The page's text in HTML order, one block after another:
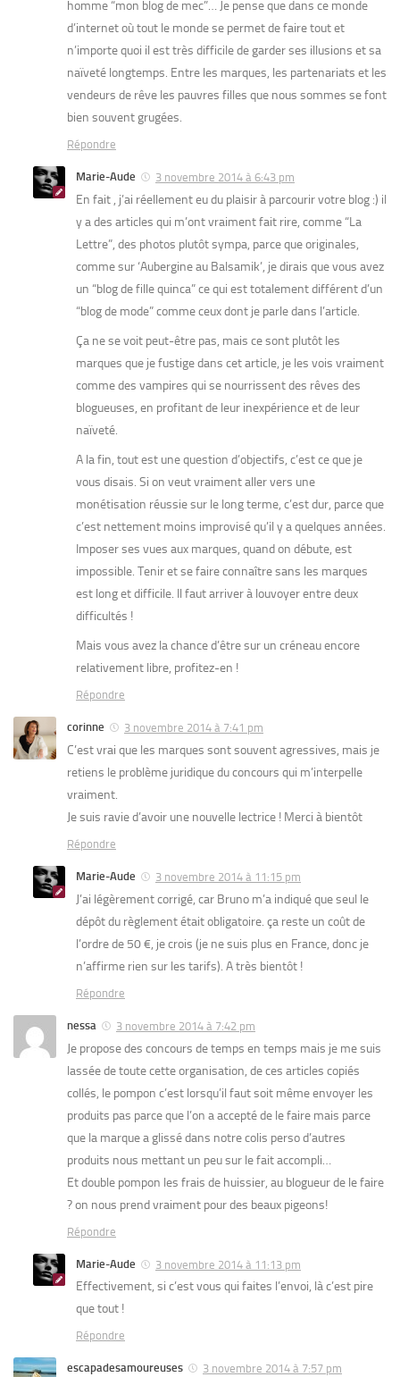
homme “mon blog de mec”… Je pense que dans ce monde
d’internet où tout le monde se permet de faire tout et
n’importe quoi il est très difficile de garder ses illusions et sa
naïveté longtemps. Entre les marques, les partenariats et les
vendeurs de rêve les pauvres filles que nous sommes se font
bien souvent grugées.
Répondre
Marie-Aude 3 novembre 2014 à 6:43 pm
En fait , j’ai réellement eu du plaisir à parcourir votre blog :) il
y a des articles qui m’ont vraiment fait rire, comme “La
Lettre”, des photos plutôt sympa, parce que originales,
comme sur ‘Aubergine au Balsamik’, je dirais que vous avez
un “blog de fille quinca” ce qui est totalement différent d’un
“blog de mode” comme ceux dont je parle dans l’article.
Ça ne se voit peut-être pas, mais ce sont plutôt les
marques que je fustige dans cet article, je les vois vraiment
comme des vampires qui se nourrissent des rêves des
blogueuses, en profitant de leur inexpérience et de leur
naïveté.
A la fin, tout est une question d’objectifs, c’est ce que je
vous disais. Si on veut vraiment aller vers une
monétisation réussie sur le long terme, c’est dur, parce que
c’est nettement moins improvisé qu’il y a quelques années.
Imposer ses vues aux marques, quand on débute, est
impossible. Tenir et se faire connaître sans les marques
est long et difficile. Il faut arriver à louvoyer entre deux
difficultés !
Mais vous avez la chance d’être sur un créneau encore
relativement libre, profitez-en !
Répondre
corinne 3 novembre 2014 à 7:41 pm
C’est vrai que les marques sont souvent agressives, mais je
retiens le problème juridique du concours qui m’interpelle
vraiment.
Je suis ravie d’avoir une nouvelle lectrice ! Merci à bientôt
Répondre
Marie-Aude 3 novembre 2014 à 11:15 pm
J’ai légèrement corrigé, car Bruno m’a indiqué que seul le
dépôt du règlement était obligatoire. ça reste un coût de
l’ordre de 50 €, je crois (je ne suis plus en France, donc je
n’affirme rien sur les tarifs). A très bientôt !
Répondre
nessa 3 novembre 2014 à 7:42 pm
Je propose des concours de temps en temps mais je me suis
lassée de toute cette organisation, de ces articles copiés
collés, le pompon c’est lorsqu’il faut soit même envoyer les
produits pas parce que l’on a accepté de le faire mais parce
que la marque a glissé dans notre colis perso d’autres
produits nous mettant un peu sur le fait accompli…
Et double pompon les frais de huissier, au blogueur de le faire
? on nous prend vraiment pour des beaux pigeons!
Répondre
Marie-Aude 3 novembre 2014 à 11:13 pm
Effectivement, si c’est vous qui faites l’envoi, là c’est pire
que tout !
Répondre
escapadesamoureuses 3 novembre 2014 à 7:57 pm